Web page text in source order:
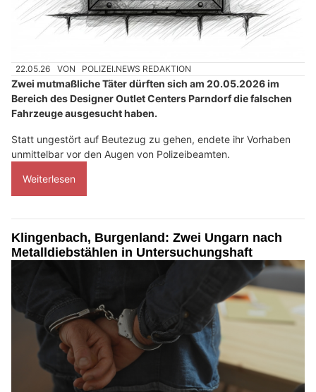
22.05.26 VON POLIZEI.NEWS REDAKTION
Zwei mutmaßliche Täter dürften sich am 20.05.2026 im
Bereich des Designer Outlet Centers Parndorf die falschen
Fahrzeuge ausgesucht haben.
Statt ungestört auf Beutezug zu gehen, endete ihr Vorhaben
unmittelbar vor den Augen von Polizeibeamten.
Weiterlesen
Klingenbach, Burgenland: Zwei Ungarn nach
Metalldiebstählen in Untersuchungshaft